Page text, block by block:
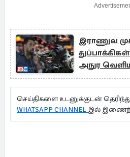
இராணுவ
அநுர
செய்திகளை உடனுக்குடன்
WHATSAPP CHANNEL இல்